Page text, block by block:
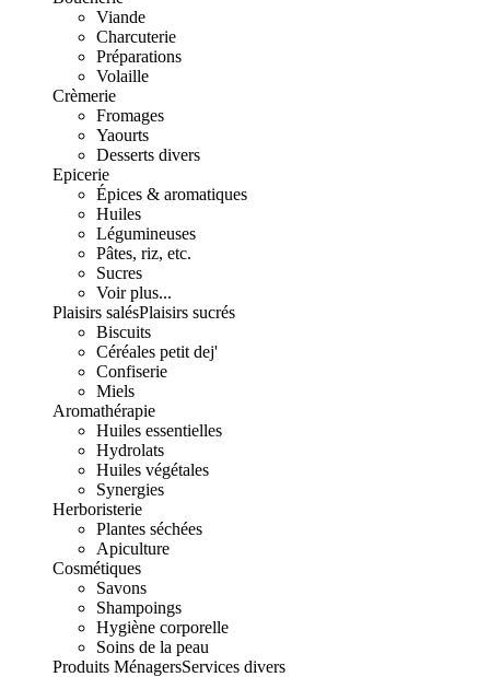
Viande
Charcuterie
Préparations
Volaille
Crèmerie
Fromages
Yaourts
Desserts divers
Epicerie
Épices & aromatiques
Huiles
Légumineuses
Pâtes, riz, etc.
Sucres
Voir plus...
Plaisirs salésPlaisirs sucrés
Biscuits
Céréales petit dej'
Confiserie
Miels
Aromathérapie
Huiles essentielles
Hydrolats
Huiles végétales
Synergies
Herboristerie
Plantes séchées
Apiculture
Cosmétiques
Savons
Shampoings
Hygiène corporelle
Soins de la peau
Produits MénagersServices divers